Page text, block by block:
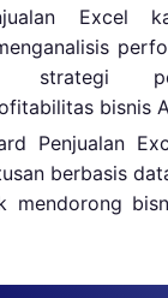
Excel
strategi
bisnis
Penjualan
berbasis
mendorong